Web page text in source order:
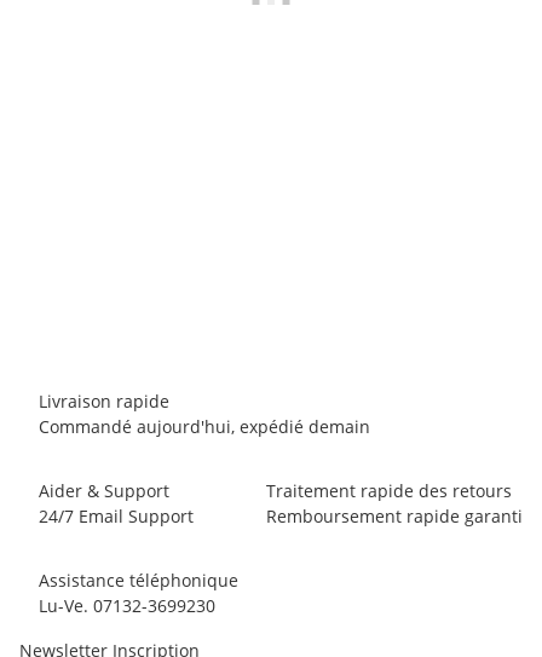
Livraison rapide
Commandé aujourd'hui, expédié demain
Aider & Support
24/7 Email Support
Traitement rapide des retours
Remboursement rapide garanti
Assistance téléphonique
Lu-Ve. 07132-3699230
Newsletter Inscription